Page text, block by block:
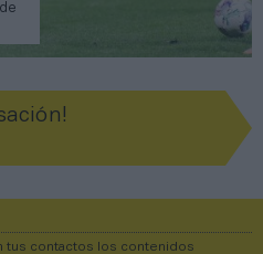
tus contactos los contenidos